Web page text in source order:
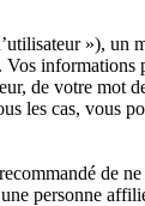
»),
de votre mot
les cas,
de
personne